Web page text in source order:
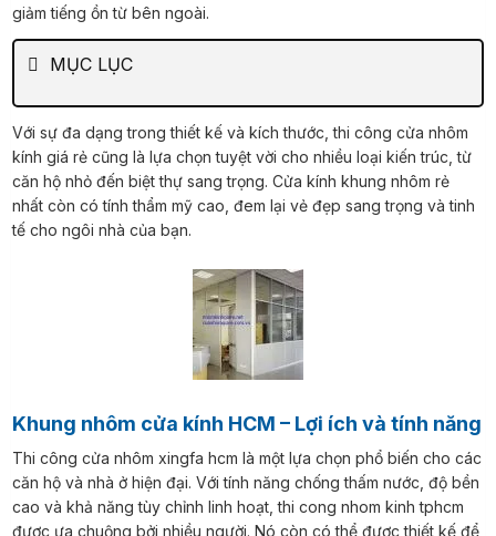
giảm tiếng ồn từ bên ngoài.
MỤC LỤC
Với sự đa dạng trong thiết kế và kích thước, thi công cửa nhôm
kính giá rẻ cũng là lựa chọn tuyệt vời cho nhiều loại kiến trúc, từ
căn hộ nhỏ đến biệt thự sang trọng. Cửa kính khung nhôm rẻ
nhất còn có tính thẩm mỹ cao, đem lại vẻ đẹp sang trọng và tinh
tế cho ngôi nhà của bạn.
Khung nhôm cửa kính HCM – Lợi ích và tính năng
Thi công cửa nhôm xingfa hcm là một lựa chọn phổ biến cho các
căn hộ và nhà ở hiện đại. Với tính năng chống thấm nước, độ bền
cao và khả năng tùy chỉnh linh hoạt, thi cong nhom kinh tphcm
được ưa chuộng bởi nhiều người. Nó còn có thể được thiết kế để